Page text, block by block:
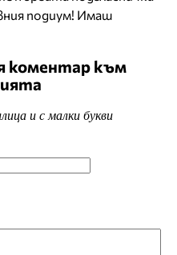
подиум! Имаш
коментар към
и с малки букви